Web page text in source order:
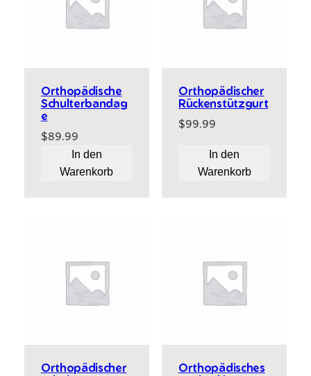
Orthopädische
Schulterbandag
e
$89.99
In den
Warenkorb
Orthopädischer
Rückenstützgurt
$99.99
In den
Warenkorb
Orthopädischer
Orthopädisches